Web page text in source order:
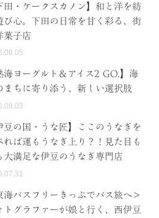
田・ケークスカノン】和と洋を紡
び心。下田の日常を甘く彩る、街
菓子店
海ヨーグルト＆アイス2 GO.】海
まちに寄り添う、新しい選択肢
豆の国・うな匠】ここのうなぎを
れば運もうなぎ上り？！見た目も
大満足な伊豆のうなぎ専門店
海バスフリーきっぷでバス旅へ＞
トグラファーが娘と行く、西伊豆